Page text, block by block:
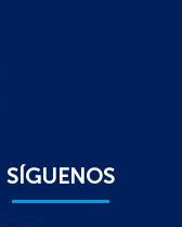
SÍGUENOS